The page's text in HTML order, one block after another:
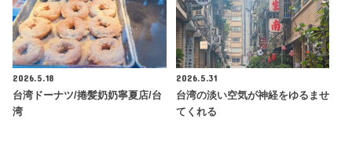
2026.5.18
台湾ドーナツ/捲髪奶奶寧夏店/台
湾
2026.5.31
台湾の淡い空気が神経をゆるませ
てくれる